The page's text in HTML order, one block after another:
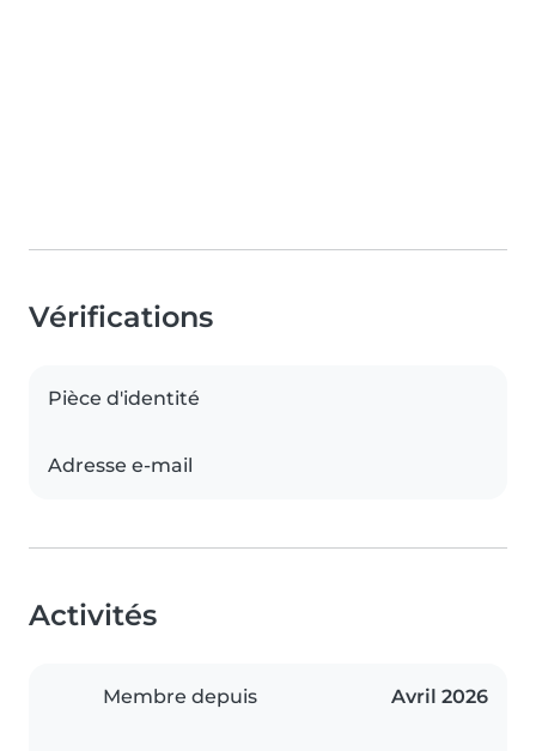
Vérifications
Pièce d'identité
Adresse e-mail
Activités
Membre depuis Avril 2026